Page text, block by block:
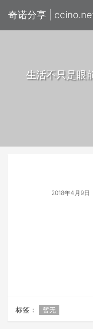
奇诺分享 |
生活不只是眼
2018年4月9日
标签： 暂无